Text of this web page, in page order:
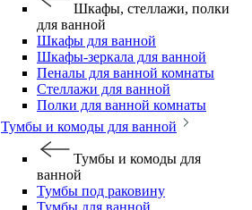
Шкафы, стеллажи, полки
для ванной
Шкафы для ванной
Шкафы-зеркала для ванной
Пеналы для ванной комнаты
Стеллажи для ванной
Полки для ванной комнаты
Тумбы и комоды для ванной
Тумбы и комоды для
ванной
Тумбы под раковину
Тумбы для ванной